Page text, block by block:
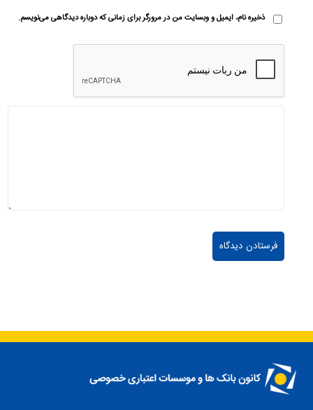
ذخیره نام، ایمیل و وبسایت من در مرورگر برای زمانی که دوباره دیدگاهی می‌نویسم.